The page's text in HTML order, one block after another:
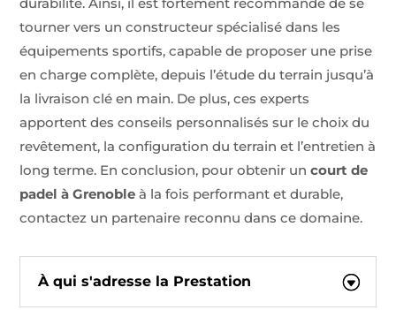
tourner vers un constructeur spécialisé dans les
équipements sportifs, capable de proposer une prise
en charge complète, depuis l’étude du terrain jusqu’à
la livraison clé en main. De plus, ces experts
apportent des conseils personnalisés sur le choix du
revêtement, la configuration du terrain et l’entretien à
long terme. En conclusion, pour obtenir uncourt de
padel à Grenoble à la fois performant et durable,
contactez un partenaire reconnu dans ce domaine.
À qui s'adresse la Prestation